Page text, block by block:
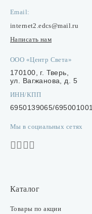
Email:
internet2.edcs@mail.ru
Написать нам
ООО «Центр Света»
170100, г. Тверь,
ул. Вагжанова, д. 5
ИНН/КПП
6950139065/695001001
Мы в социальных сетях
Каталог
Товары по акции